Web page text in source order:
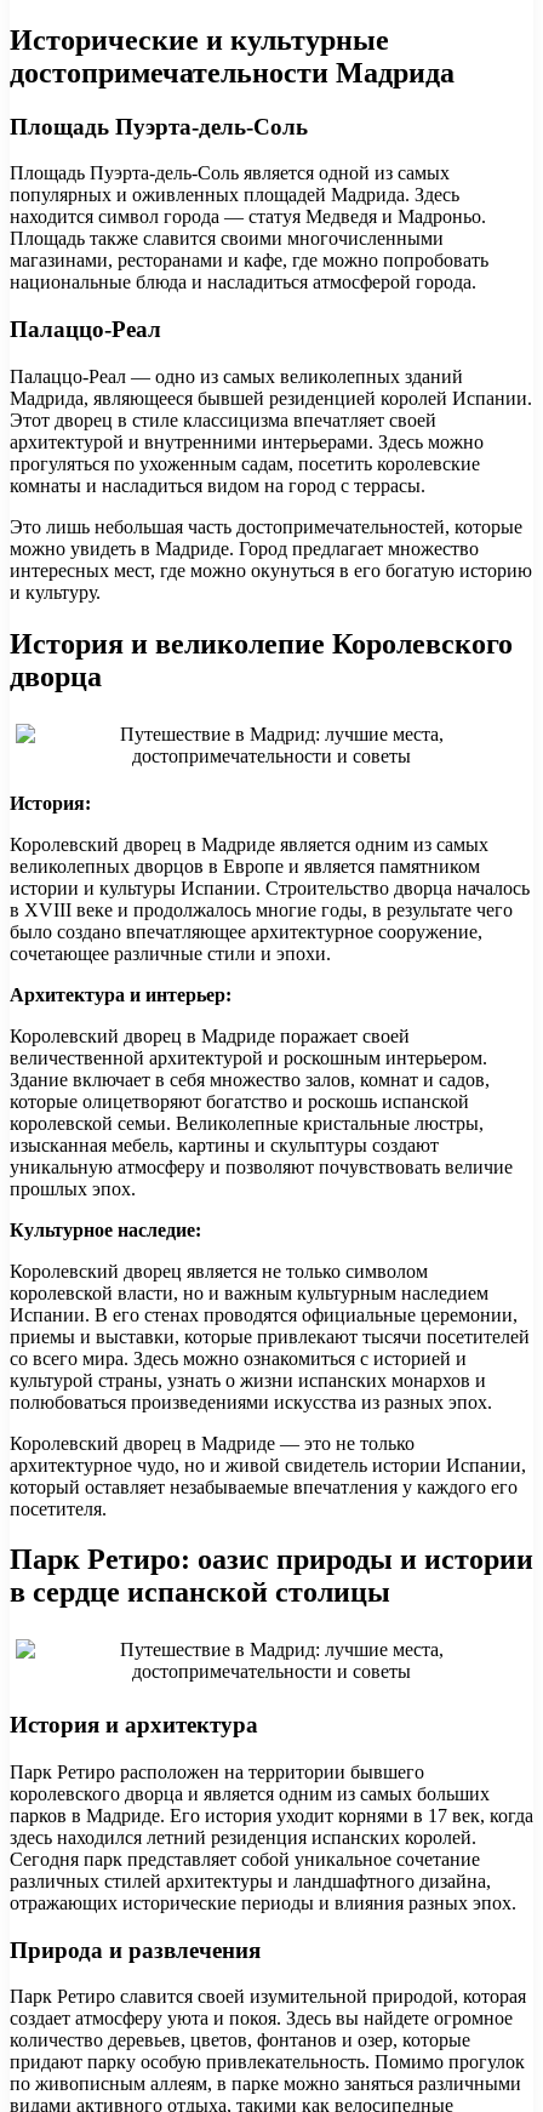
Исторические и культурные
достопримечательности Мадрида
Площадь Пуэрта-дель-Соль
Площадь Пуэрта-дель-Соль является одной из самых
популярных и оживленных площадей Мадрида. Здесь
находится символ города — статуя Медведя и Мадроньо.
Площадь также славится своими многочисленными
магазинами, ресторанами и кафе, где можно попробовать
национальные блюда и насладиться атмосферой города.
Палаццо-Реал
Палаццо-Реал — одно из самых великолепных зданий
Мадрида, являющееся бывшей резиденцией королей Испании.
Этот дворец в стиле классицизма впечатляет своей
архитектурой и внутренними интерьерами. Здесь можно
прогуляться по ухоженным садам, посетить королевские
комнаты и насладиться видом на город с террасы.
Это лишь небольшая часть достопримечательностей, которые
можно увидеть в Мадриде. Город предлагает множество
интересных мест, где можно окунуться в его богатую историю
и культуру.
История и великолепие Королевского
дворца
История:
Королевский дворец в Мадриде является одним из самых
великолепных дворцов в Европе и является памятником
истории и культуры Испании. Строительство дворца началось
в XVIII веке и продолжалось многие годы, в результате чего
было создано впечатляющее архитектурное сооружение,
сочетающее различные стили и эпохи.
Архитектура и интерьер:
Королевский дворец в Мадриде поражает своей
величественной архитектурой и роскошным интерьером.
Здание включает в себя множество залов, комнат и садов,
которые олицетворяют богатство и роскошь испанской
королевской семьи. Великолепные кристальные люстры,
изысканная мебель, картины и скульптуры создают
уникальную атмосферу и позволяют почувствовать величие
прошлых эпох.
Культурное наследие:
Королевский дворец является не только символом
королевской власти, но и важным культурным наследием
Испании. В его стенах проводятся официальные церемонии,
приемы и выставки, которые привлекают тысячи посетителей
со всего мира. Здесь можно ознакомиться с историей и
культурой страны, узнать о жизни испанских монархов и
полюбоваться произведениями искусства из разных эпох.
Королевский дворец в Мадриде — это не только
архитектурное чудо, но и живой свидетель истории Испании,
который оставляет незабываемые впечатления у каждого его
посетителя.
Парк Ретиро: оазис природы и истории
в сердце испанской столицы
История и архитектура
Парк Ретиро расположен на территории бывшего
королевского дворца и является одним из самых больших
парков в Мадриде. Его история уходит корнями в 17 век, когда
здесь находился летний резиденция испанских королей.
Сегодня парк представляет собой уникальное сочетание
различных стилей архитектуры и ландшафтного дизайна,
отражающих исторические периоды и влияния разных эпох.
Природа и развлечения
Парк Ретиро славится своей изумительной природой, которая
создает атмосферу уюта и покоя. Здесь вы найдете огромное
количество деревьев, цветов, фонтанов и озер, которые
придают парку особую привлекательность. Помимо прогулок
по живописным аллеям, в парке можно заняться различными
видами активного отдыха, такими как велосипедные